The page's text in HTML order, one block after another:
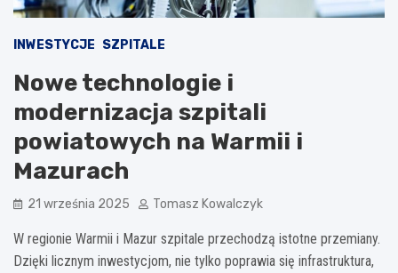
INWESTYCJE SZPITALE
Nowe technologie i
modernizacja szpitali
powiatowych na Warmii i
Mazurach
21 września 2025 Tomasz Kowalczyk
W regionie Warmii i Mazur szpitale przechodzą istotne przemiany.
Dzięki licznym inwestycjom, nie tylko poprawia się infrastruktura,